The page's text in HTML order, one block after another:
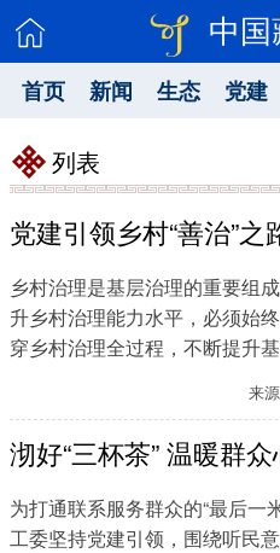
中
首页 新闻 生态 党建
列表
党建引领乡村“善治”之
乡村治理是基层治理的重要组
升乡村治理能力水平，必须始
穿乡村治理全过程，不断提升
理优势，推动乡村治理更加有
来
沏好“三杯茶” 温暖群
为打通联系服务群众的“最后一
工委坚持党建引领，围绕听民